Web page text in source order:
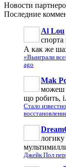
Новости
Последние
Al Lou
А как же
«Выиграли
ago
Mak
можеш
що робить,
Стало
Джейк Пол